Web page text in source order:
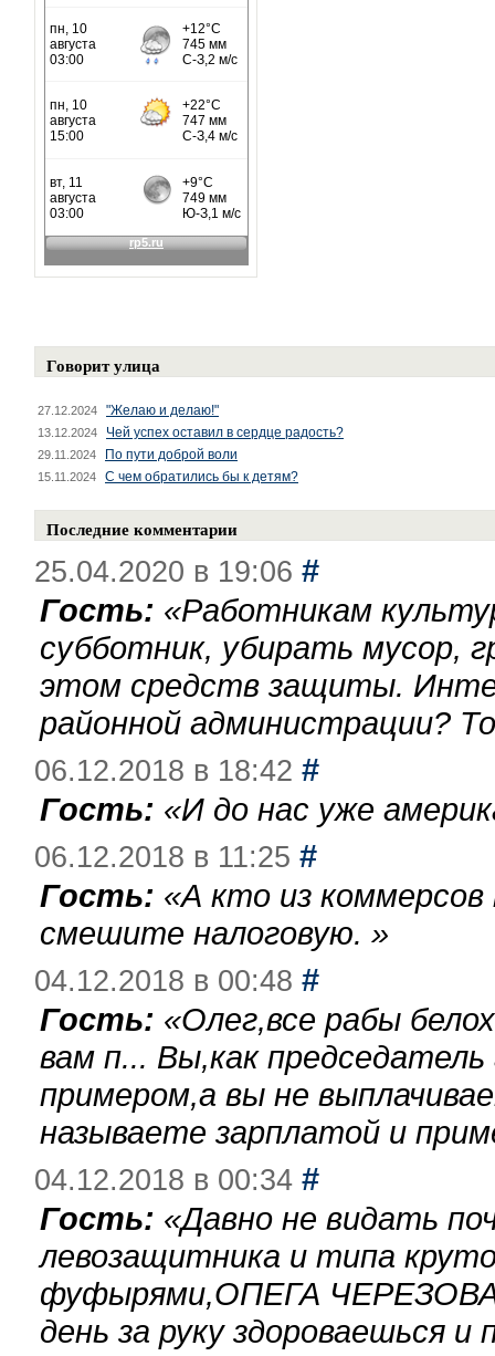
Говорит улица
27.12.2024 "Желаю и делаю!"
13.12.2024 Чей успех оставил в сердце радость?
29.11.2024 По пути доброй воли
15.11.2024 С чем обратились бы к детям?
Последние комментарии
25.04.2020 в 19:06 #
Гость: «Работникам
субботник, убирать мусор,
этом средств защиты.
районной администрации?
06.12.2018 в 18:42 #
Гость: «И до нас уже
06.12.2018 в 11:25 #
Гость: «А кто из
смешите налоговую. »
04.12.2018 в 00:48 #
Гость: «Олег,все рабы
вам п... Вы,как
примером,а вы не
называете зарплатой и
04.12.2018 в 00:34 #
Гость: «Давно не видать
левозащитника и типа
фуфырями,ОПЕГА
день за руку здороваешься